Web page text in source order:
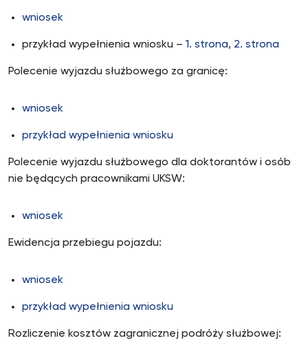
wniosek
przykład wypełnienia wniosku – 1. strona, 2. strona
Polecenie wyjazdu służbowego za granicę:
wniosek
przykład wypełnienia wniosku
Polecenie wyjazdu służbowego dla doktorantów i osób
nie będących pracownikami UKSW:
wniosek
Ewidencja przebiegu pojazdu:
wniosek
przykład wypełnienia wniosku
Rozliczenie kosztów zagranicznej podróży służbowej: